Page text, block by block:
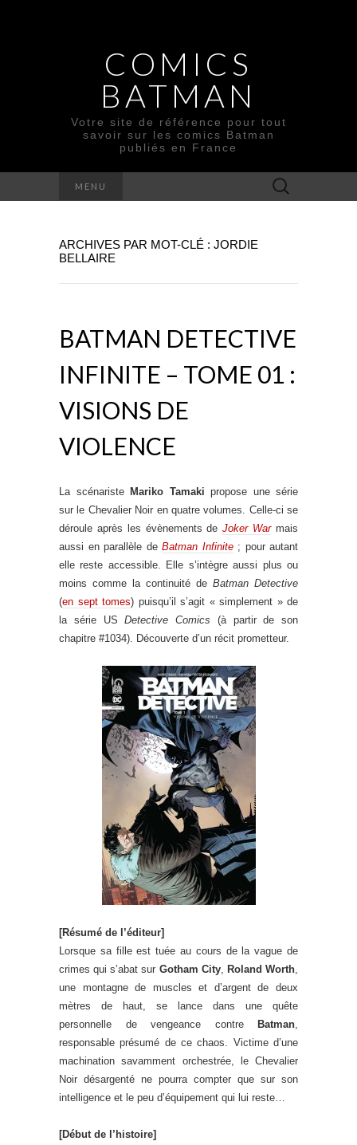
COMICS
BATMAN
Votre site de référence pour tout
savoir sur les comics Batman
publiés en France
MENU Rechercher :
ARCHIVES PAR MOT-CLÉ : JORDIE
BELLAIRE
BATMAN DETECTIVE
INFINITE – TOME 01 :
VISIONS DE
VIOLENCE
La scénariste Mariko Tamaki propose une série
sur le Chevalier Noir en quatre volumes. Celle-ci se
déroule après les évènements deJoker Warmais
aussi en parallèle de Batman Infinite; pour autant
elle reste accessible. Elle s’intègre aussi plus ou
moins comme la continuité de Batman Detective
(en sept tomes) puisqu’il s’agit « simplement » de
la série USDetective Comics (à partir de son
chapitre #1034). Découverte d’un récit prometteur.
[Résumé de l’éditeur]
Lorsque sa fille est tuée au cours de la vague de
crimes qui s’abat sur Gotham City, Roland Worth,
une montagne de muscles et d’argent de deux
mètres de haut, se lance dans une quête
personnelle de vengeance contre
Batman,
responsable présumé de ce chaos. Victime d’une
machination savamment orchestrée, le Chevalier
Noir désargenté ne pourra compter que sur son
intelligence et le peu d’équipement qui lui reste…
[Début de l’histoire]